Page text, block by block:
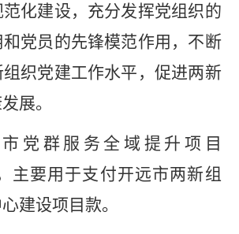
化建设，充分发挥党组织的
党员的先锋模范作用，不断
织党建工作水平，促进两新
展。
党群服务全域提升项目
主要用于支付开远市两新组
建设项目款。